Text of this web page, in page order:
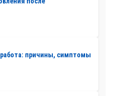
работа: причины, симптомы